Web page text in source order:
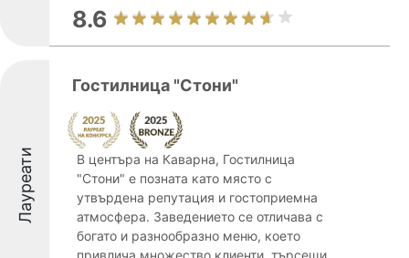
8.6
Лауреати
Гостилница "Стони"
В центъра на Каварна, Гостилница
"Стони" е позната като място с
утвърдена репутация и гостоприемна
атмосфера. Заведението се отличава с
богато и разнообразно меню, което
привлича множество клиенти, търсещи